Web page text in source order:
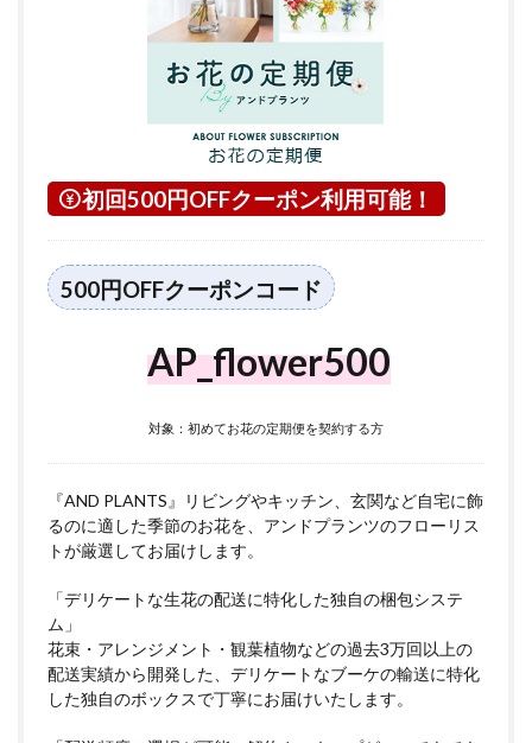
初回500円OFFクーポン利用可能！
500円OFFクーポンコード
AP_flower500
対象：初めてお花の定期便を契約する方
『AND PLANTS』リビングやキッチン、玄関など自宅に飾
るのに適した季節のお花を、アンドプランツのフローリス
トが厳選してお届けします。
「デリケートな生花の配送に特化した独自の梱包システ
ム」
花束・アレンジメント・観葉植物などの過去3万回以上の
配送実績から開発した、デリケートなブーケの輸送に特化
した独自のボックスで丁寧にお届けいたします。